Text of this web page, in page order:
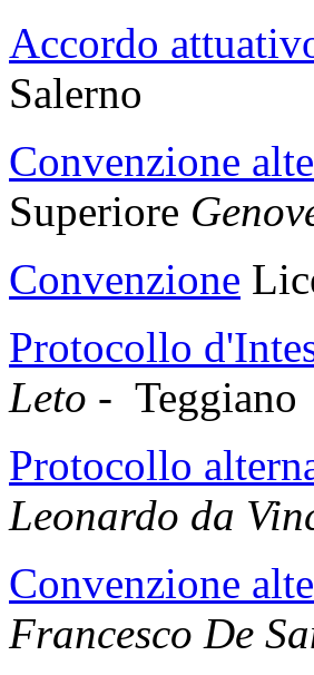
Accordo
Salerno
Convenzione
Superiore
Convenzione
Protocollo
Leto - Teggiano
Protocollo
Leonardo da
Convenzione
Francesco De